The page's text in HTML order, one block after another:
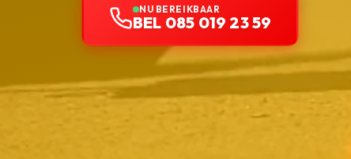
NU BEREIKBAAR
BEL 085 019 23 59